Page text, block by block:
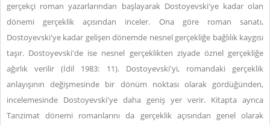
gerçekçi roman yazarlarından başlayarak Dostoyevski'ye kadar olan
dönemi gerçeklik açısından inceler. Ona göre roman sanatı,
Dostoyevski'ye kadar gelişen dönemde nesnel gerçekliğe bağlılık kaygısı
taşır. Dostoyevski'de ise nesnel gerçeklikten ziyade öznel gerçekliğe
ağırlık verilir (İdil 1983: 11). Dostoyevski'yi, romandaki gerçeklik
anlayışının değişmesinde bir dönüm noktası olarak gördüğünden,
incelemesinde Dostoyevski'ye daha geniş yer verir. Kitapta ayrıca
Tanzimat dönemi romanlarını da gerçeklik açısından genel olarak